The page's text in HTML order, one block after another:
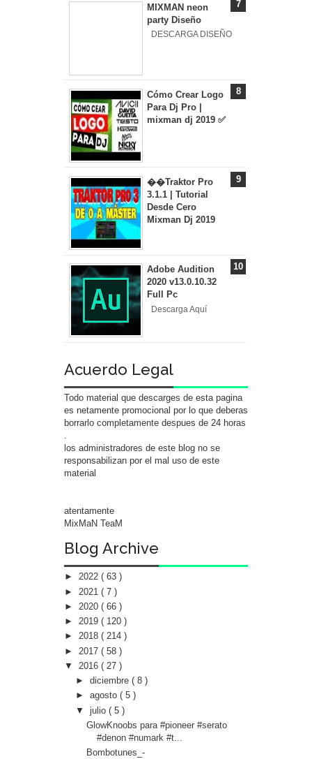
MIXMAN neon
party Diseño
DESCARGA DISEÑO
Cómo Crear Logo
Para Dj Pro |
mixman dj 2019 ✅
��Traktor Pro
3.1.1 | Tutorial
Desde Cero
Mixman Dj 2019
Adobe Audition
2020 v13.0.10.32
Full Pc
Descarga Aquí
Acuerdo Legal
Todo material que descarges de esta pagina
es netamente promocional por lo que deberas
borrarlo completamente despues de 24 horas
.
los administradores de este blog no se
responsabilizan por el mal uso de este
material
atentamente
MixMaN TeaM
Blog Archive
► 2022 ( 63 )
► 2021 ( 7 )
► 2020 ( 66 )
► 2019 ( 120 )
► 2018 ( 214 )
► 2017 ( 58 )
▼ 2016 ( 27 )
► diciembre ( 8 )
► agosto ( 5 )
▼ julio ( 5 )
GlowKnoobs para #pioneer #serato
#denon #numark #t...
Bombotunes_-